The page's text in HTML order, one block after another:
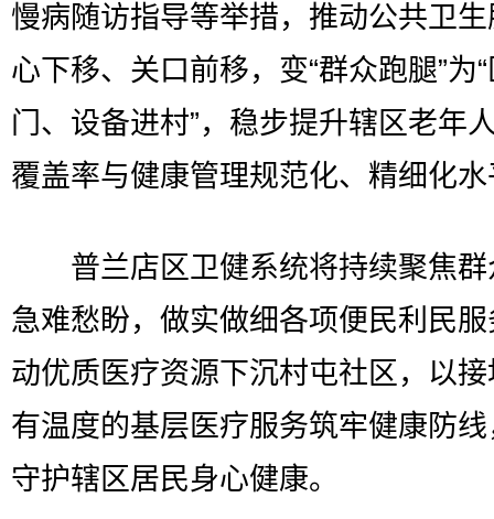
慢病随访指导等举措，推动公共卫
心下移、关口前移，变“群众跑腿”为
门、设备进村”，稳步提升辖区老年
覆盖率与健康管理规范化、精细化
普兰店区卫健系统将持续聚焦群
急难愁盼，做实做细各项便民利民
动优质医疗资源下沉村屯社区，以
有温度的基层医疗服务筑牢健康防
守护辖区居民身心健康。